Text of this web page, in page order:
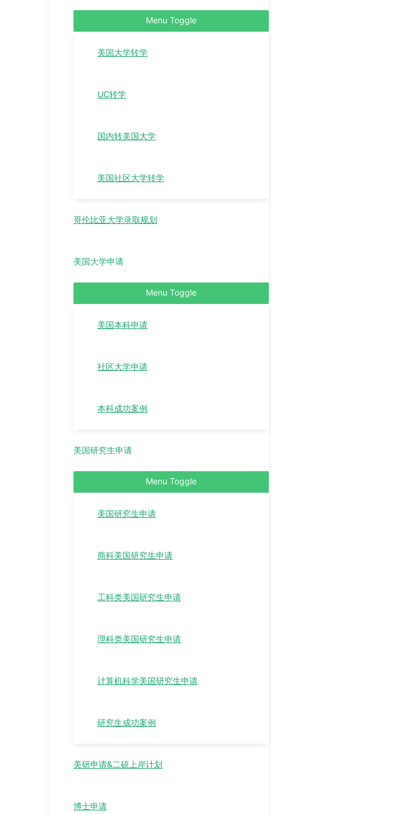
Menu Toggle
美国大学转学
UC转学
国内转美国大学
美国社区大学转学
哥伦比亚大学录取规划
美国大学申请
Menu Toggle
美国本科申请
社区大学申请
本科成功案例
美国研究生申请
Menu Toggle
美国研究生申请
商科美国研究生申请
工科类美国研究生申请
理科类美国研究生申请
计算机科学美国研究生申请
研究生成功案例
美研申请&二硕上岸计划
博士申请